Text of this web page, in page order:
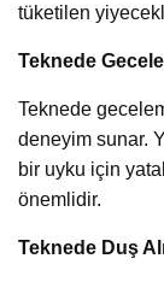
tüketilen
Teknede
Teknede
deneyim sunar.
bir uyku için
önemlidir.
Teknede Duş